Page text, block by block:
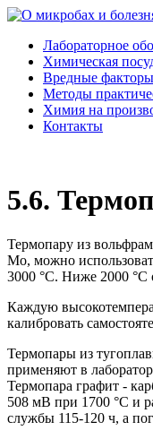
Лабораторное
Химическая
Вредные факторы
Методы
Химия на
Контакты
5.6.
Термопару из
Мо, можно
3000 °С. Ниже 2000 °С
Каждую
калибровать
Термопары из
применяют в
Термопара графит -
508 мВ при 1700 °С и
службы 115-120 ч, а